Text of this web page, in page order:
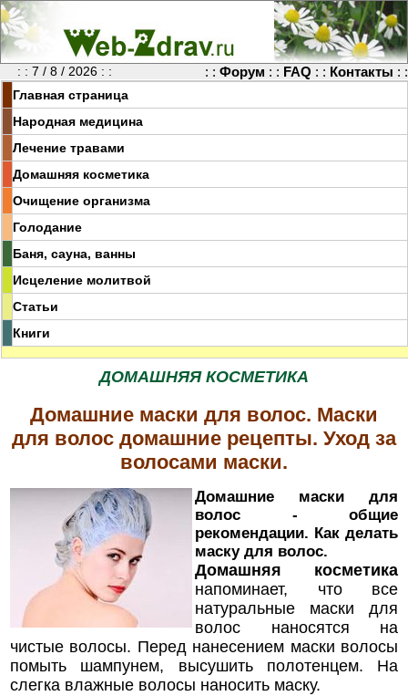
: : 7 / 8 / 2026 : : : : Форум : : FAQ : : Контакты : :
Главная страница
Народная медицина
Лечение травами
Домашняя косметика
Очищение организма
Голодание
Баня, сауна, ванны
Исцеление молитвой
Статьи
Книги
ДОМАШНЯЯ КОСМЕТИКА
Домашние маски для волос. Маски
для волос домашние рецепты. Уход за
волосами маски.
Домашние маски для
волос - общие
рекомендации. Как делать
маску для волос.
Домашняя косметика
напоминает, что все
натуральные маски для
волос наносятся на
чистые волосы. Перед нанесением маски волосы
помыть шампунем, высушить полотенцем. На
слегка влажные волосы наносить маску.